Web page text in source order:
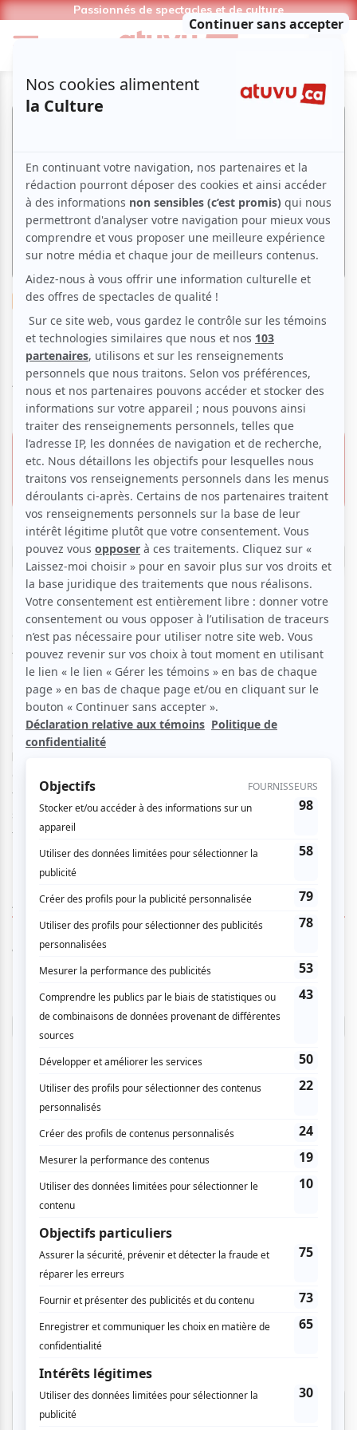
Passionnés de spectacles et de culture
Musique Musique du monde
Mateus Vidal - Cabaret
Acoustique Nuits d'Afrique
3 mars 2026 - 21h00
Club Balattou
4372, boul. Saint-Laurent,
Montréal
15.00 $
2 pour 15.00 $
Réserver
Ex-chanteur d’Olodum, célébrissime groupe (qui a collaboré
avec Michael Jackson, Jimmy Cliff et Paul Simon, ndlr)
familier des blocos, Mateus Vidal est un “artiste
fondamental de la fusion samba reggae, tendance
initiée dans le Nordeste brésilien” (PanM360, 2024).
Désormais établi à Montréal, le compositeur, musicien et
chanteur charismatique, au sourire contagieux, continue à
promouvoir les sons du Carnaval de Bahia, profondément
vibrante déclinaison pop de la samba-reggae, qui trouve
son essence dans les rythmes percussifs, encapsule
toutes les ondes positives du Brésil de la fin du 20e siècle.
AUCUN COMMENTAIRE
Vous devez être connecté pour
donner un avis.
Connectez-vous ici.